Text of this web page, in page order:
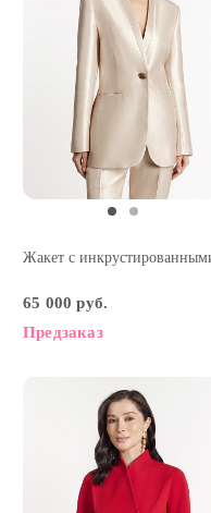
65 000 руб.
Предзаказ